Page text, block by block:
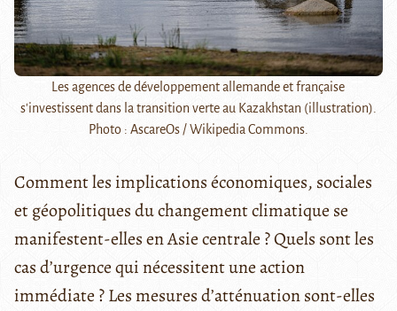
Les agences de développement allemande et française
s'investissent dans la transition verte au Kazakhstan (illustration).
Photo : AscareOs / Wikipedia Commons.
Comment les implications économiques, sociales
et géopolitiques du changement climatique se
manifestent-elles en Asie centrale ? Quels sont les
cas d’urgence qui nécessitent une action
immédiate ? Les mesures d’atténuation sont-elles